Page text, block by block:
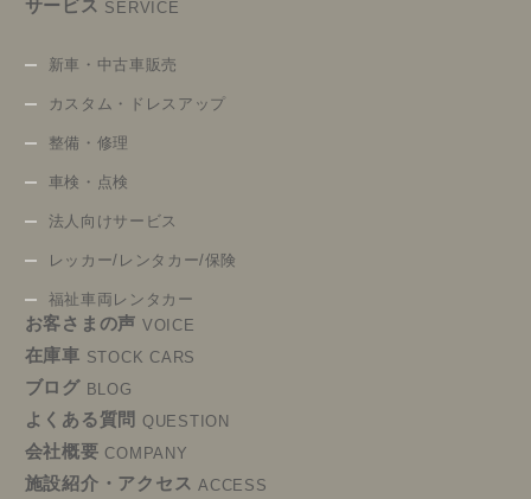
サービス SERVICE
新車・中古車販売
カスタム・ドレスアップ
整備・修理
車検・点検
法人向けサービス
レッカー/レンタカー/保険
福祉車両レンタカー
お客さまの声 VOICE
在庫車 STOCK CARS
ブログ BLOG
よくある質問 QUESTION
会社概要 COMPANY
施設紹介・アクセス ACCESS